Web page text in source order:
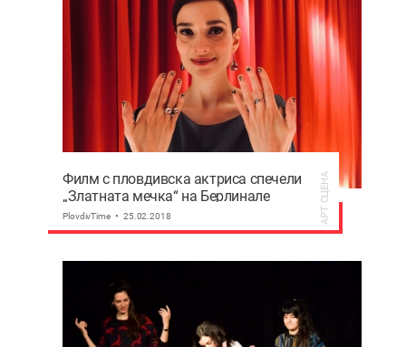
Филм с пловдивска актриса спечели
„Златната мечка“ на Берлинале
PlovdivTime 25.02.2018 АРТ СЦЕНА